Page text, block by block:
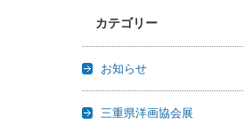
カテゴリー
お知らせ
三重県洋画協会展